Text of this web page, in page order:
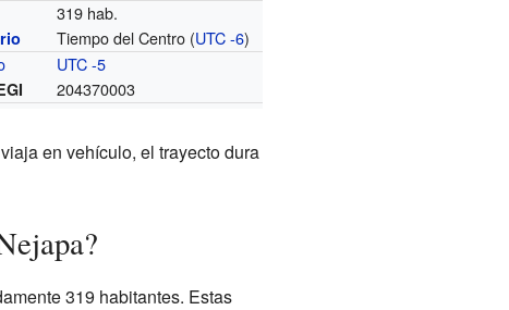
319 hab.
Tiempo del Centro (UTC -6)
UTC -5
204370003
en vehículo, el trayecto dura
319 habitantes. Estas